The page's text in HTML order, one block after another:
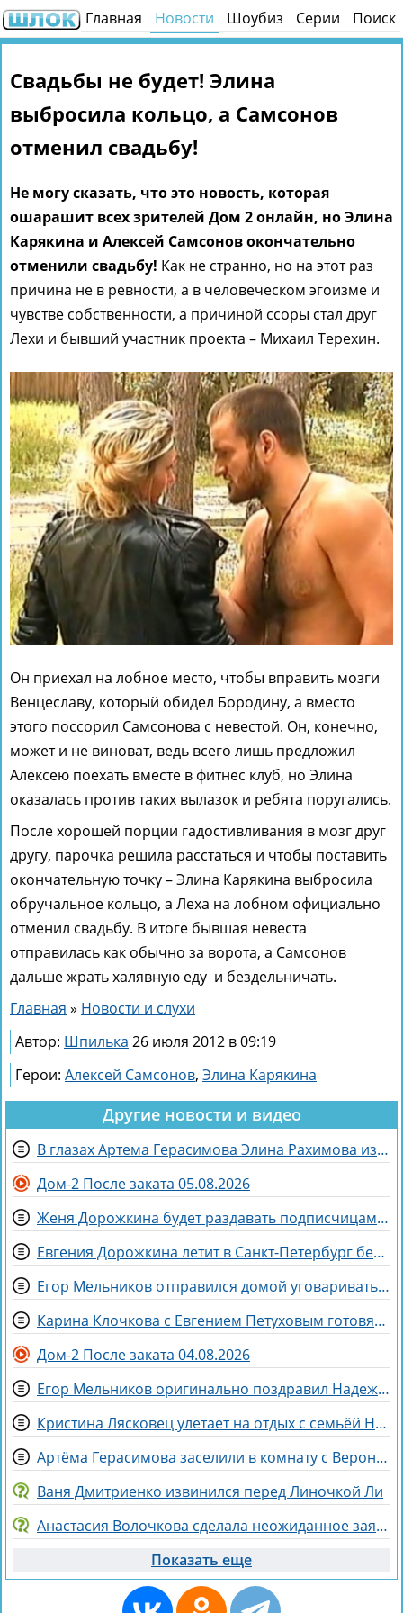
Главная Новости Шоубиз Серии Поиск
Свадьбы не будет! Элина
выбросила кольцо, а Самсонов
отменил свадьбу!
Не могу сказать, что это новость, которая
ошарашит всех зрителей Дом 2 онлайн, но Элина
Карякина и Алексей Самсонов окончательно
отменили свадьбу! Как не странно, но на этот раз
причина не в ревности, а в человеческом эгоизме и
чувстве собственности, а причиной ссоры стал друг
Лехи и бывший участник проекта – Михаил Терехин.
Он приехал на лобное место, чтобы вправить мозги
Венцеславу, который обидел Бородину, а вместо
этого поссорил Самсонова с невестой. Он, конечно,
может и не виноват, ведь всего лишь предложил
Алексею поехать вместе в фитнес клуб, но Элина
оказалась против таких вылазок и ребята поругались.
После хорошей порции гадостивливания в мозг друг
другу, парочка решила расстаться и чтобы поставить
окончательную точку – Элина Карякина выбросила
обручальное кольцо, а Леха на лобном официально
отменил свадьбу. В итоге бывшая невеста
отправилась как обычно за ворота, а Самсонов
дальше жрать халявную еду и бездельничать.
Главная » Новости и слухи
Автор: Шпилька 26 июля 2012 в 09:19
Герои: Алексей Самсонов, Элина Карякина
Другие новости и видео
В глазах Артема Герасимова Элина Рахимова из «питбуля» превратилась в «роллы»
Дом-2 После заката 05.08.2026
Женя Дорожкина будет раздавать подписчицам свои вещи
Евгения Дорожкина летит в Санкт-Петербург без мужа на несколько дней
Егор Мельников отправился домой уговаривать родителей на знакомство с Вероникой Гракович
Карина Клочкова с Евгением Петуховым готовятся к «Китайским каникулам»
Дом-2 После заката 04.08.2026
Егор Мельников оригинально поздравил Надежду Ермакову с разводом
Кристина Лясковец улетает на отдых с семьёй Никиты Гуранды
Артёма Герасимова заселили в комнату с Вероникой Строгановой
Ваня Дмитриенко извинился перед Линочкой Ли
Анастасия Волочкова сделала неожиданное заявление о дочери
Показать еще